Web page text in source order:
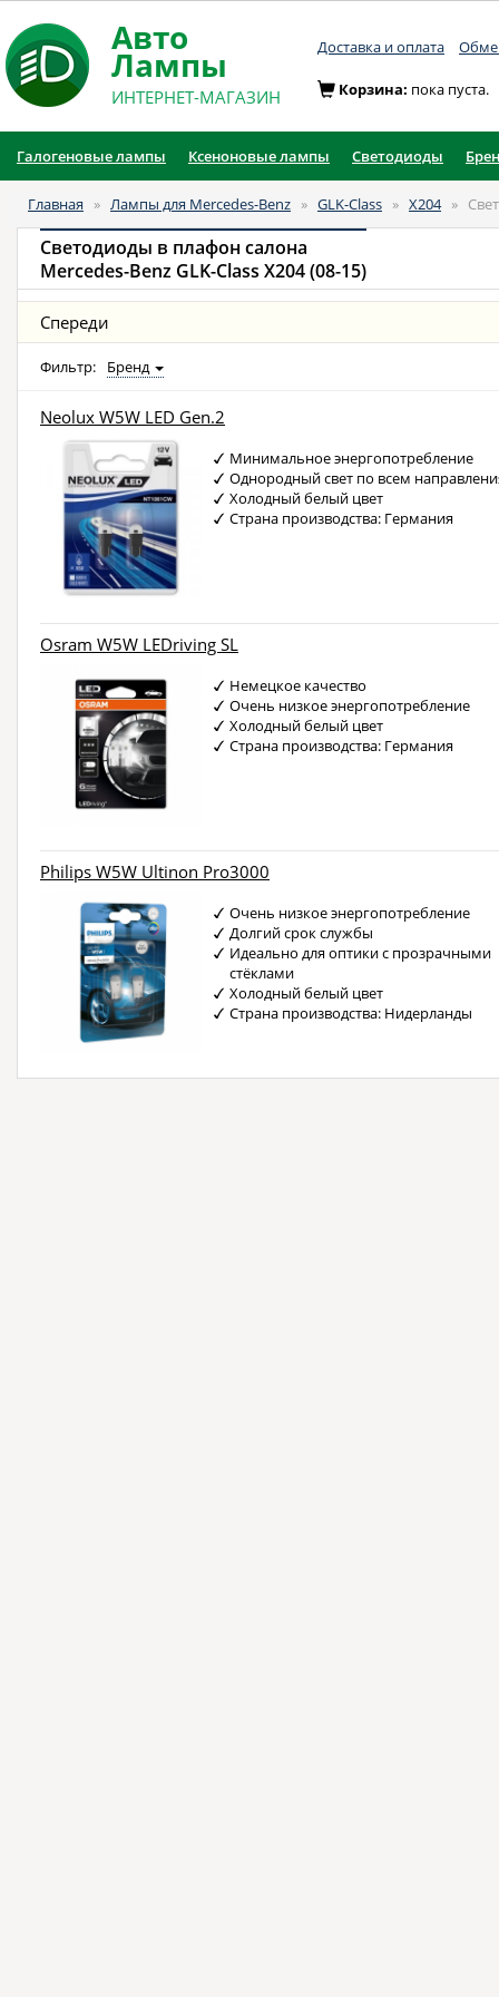
Авто
Лампы
ИНТЕРНЕТ-МАГАЗИН
Доставка и оплата
Корзина: пока пуста.
Галогеновые лампы Ксеноновые лампы Светодиоды
Главная » Лампы для Mercedes-Benz » GLK-Class » X204 »
Светодиоды в плафон салона
Mercedes-Benz GLK-Class X204 (08-15)
Спереди
Фильтр: Бренд
Neolux W5W LED Gen.2
Минимальное энергопотребление
Однородный свет по всем
Холодный белый цвет
Страна производства: Германия
Osram W5W LEDriving SL
Немецкое качество
Очень низкое энергопотребление
Холодный белый цвет
Страна производства: Германия
Philips W5W Ultinon Pro3000
Очень низкое энергопотребление
Долгий срок службы
Идеально для оптики с прозрачными
стёклами
Холодный белый цвет
Страна производства: Нидерланды